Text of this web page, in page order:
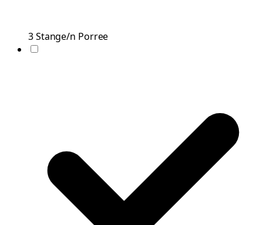
3Stange/n Porree